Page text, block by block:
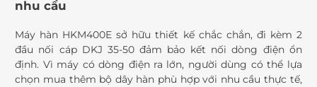
nhu cầu
Máy hàn HKM400E sở hữu thiết kế chắc chắn, đi kèm 2
đầu nối cáp DKJ 35-50 đảm bảo kết nối dòng điện ổn
định. Vì máy có dòng điện ra lớn, người dùng có thể lựa
chọn mua thêm bộ dây hàn phù hợp với nhu cầu thực tế,